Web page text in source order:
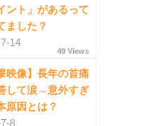
ント」があるって
ました？
14
49 Views
映像】長年の首痛
して涙→意外すぎ
原因とは？
8